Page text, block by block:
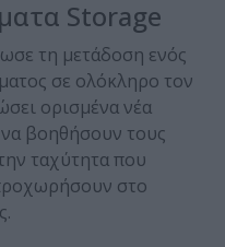
Storage
τη μετάδοση ενός
σε ολόκληρο τον
ορισμένα νέα
βοηθήσουν τους
ταχύτητα που
στο